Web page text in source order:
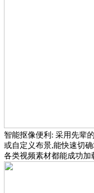
智能抠像便利: 采用先辈
或自定义布景,能快速切
各类视频素材都能成功加